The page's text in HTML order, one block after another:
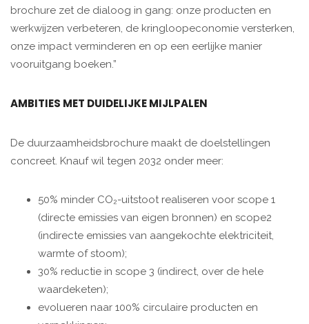
brochure zet de dialoog in gang: onze producten en
werkwijzen verbeteren, de kringloopeconomie versterken,
onze impact verminderen en op een eerlijke manier
vooruitgang boeken.”
AMBITIES MET DUIDELIJKE MIJLPALEN
De duurzaamheidsbrochure maakt de doelstellingen
concreet. Knauf wil tegen 2032 onder meer:
50% minder CO₂-uitstoot realiseren voor scope 1
(directe emissies van eigen bronnen) en scope2
(indirecte emissies van aangekochte elektriciteit,
warmte of stoom);
30% reductie in scope 3 (indirect, over de hele
waardeketen);
evolueren naar 100% circulaire producten en